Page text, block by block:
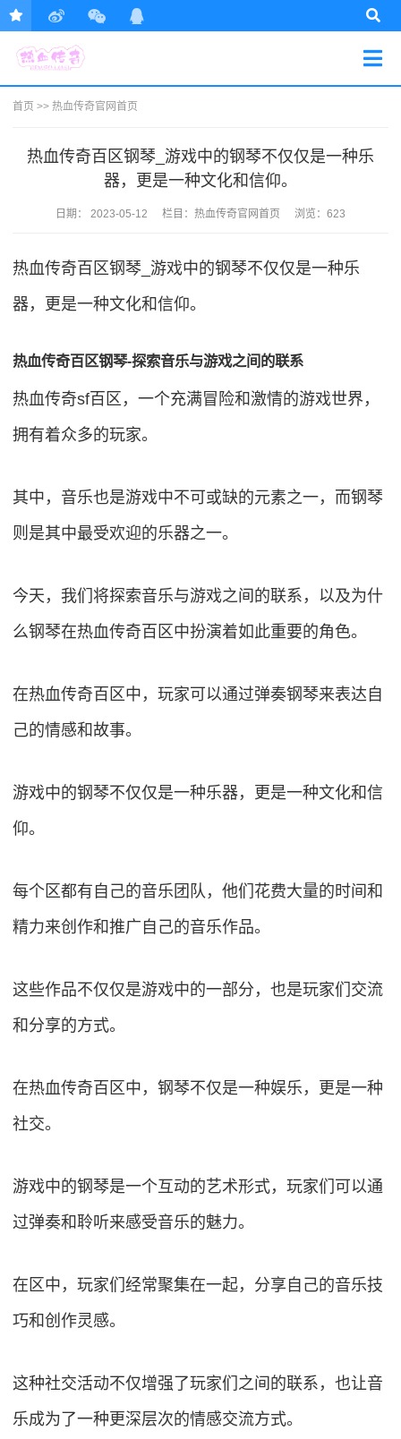
首页 >> 热血传奇官网首页
热血传奇百区钢琴_游戏中的钢琴不仅仅是一种乐
器，更是一种文化和信仰。
日期： 2023-05-12 栏目： 热血传奇官网首页 浏览：623
热血传奇百区钢琴_游戏中的钢琴不仅仅是一种乐
器，更是一种文化和信仰。
热血传奇百区钢琴-探索音乐与游戏之间的联系
热血传奇sf百区，一个充满冒险和激情的游戏世界，
拥有着众多的玩家。
其中，音乐也是游戏中不可或缺的元素之一，而钢琴
则是其中最受欢迎的乐器之一。
今天，我们将探索音乐与游戏之间的联系，以及为什
么钢琴在热血传奇百区中扮演着如此重要的角色。
在热血传奇百区中，玩家可以通过弹奏钢琴来表达自
己的情感和故事。
游戏中的钢琴不仅仅是一种乐器，更是一种文化和信
仰。
每个区都有自己的音乐团队，他们花费大量的时间和
精力来创作和推广自己的音乐作品。
这些作品不仅仅是游戏中的一部分，也是玩家们交流
和分享的方式。
在热血传奇百区中，钢琴不仅是一种娱乐，更是一种
社交。
游戏中的钢琴是一个互动的艺术形式，玩家们可以通
过弹奏和聆听来感受音乐的魅力。
在区中，玩家们经常聚集在一起，分享自己的音乐技
巧和创作灵感。
这种社交活动不仅增强了玩家们之间的联系，也让音
乐成为了一种更深层次的情感交流方式。